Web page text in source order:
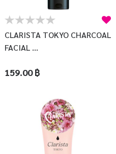
CLARISTA TOKYO CHARCOAL
FACIAL ...
159.00 ฿